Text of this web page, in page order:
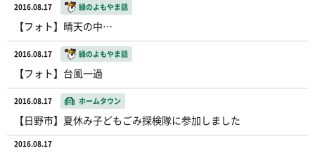
2016.08.17 緑のよもやま話
【フォト】晴天の中…
2016.08.17 緑のよもやま話
【フォト】台風一過
2016.08.17 ホームタウン
【日野市】夏休み子どもごみ探検隊に参加しました
2016.08.17